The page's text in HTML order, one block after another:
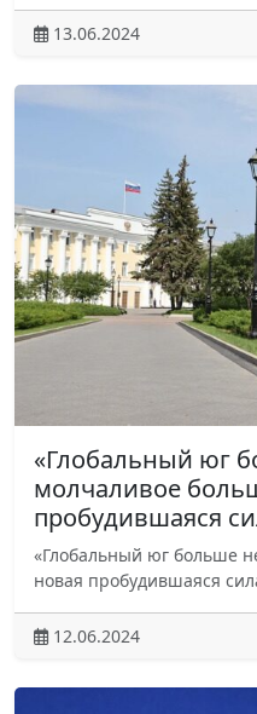
13.06.2024
«Глобальный юг
молчаливое
пробудившаяся
«Глобальный юг больше
новая пробудившаяся
12.06.2024